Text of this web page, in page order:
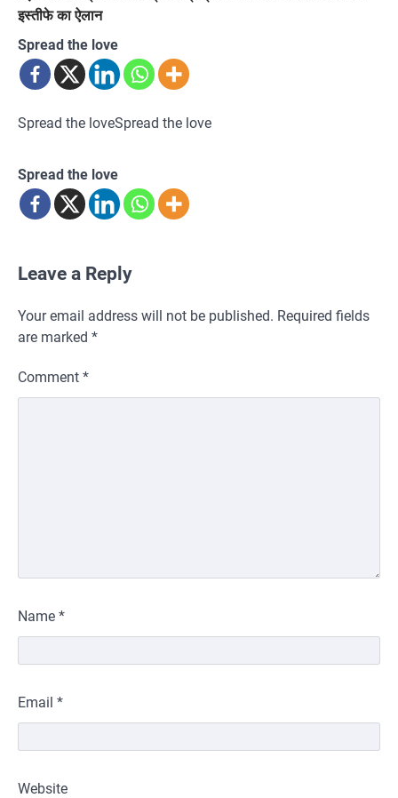
इस्तीफे का ऐलान
Spread the love
Spread the loveSpread the love
Spread the love
Leave a Reply
Your email address will not be published. Required fields
are marked *
Comment *
Name *
Email *
Website